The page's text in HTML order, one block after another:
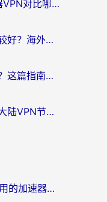
ChickCN VPN和番茄加速器VPN对比哪个回国效果更好？海外党亲测后的真实答案
在国外用什么网络加速器比较好？海外党亲测：从痛点到解决方案的全攻略
海外看国内电视直播总卡顿？这篇指南教你选对回国加速器，无缝追剧不发愁
海外党必看：如何通过优质大陆VPN节点无缝访问国内资源？
留学生海外党必看：lol最好用的加速器怎么选？附一梦江湖、神鬼传奇加速攻略